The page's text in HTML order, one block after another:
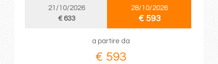
21/10/2026
€ 633
28/10/2026
€ 593
a partire da
€ 593